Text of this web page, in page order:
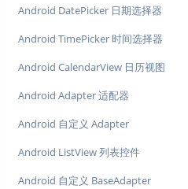
Android DatePicker 日期选择器
Android TimePicker 时间选择器
Android CalendarView 日历视图
Android Adapter 适配器
Android 自定义 Adapter
Android ListView 列表控件
Android 自定义 BaseAdapter